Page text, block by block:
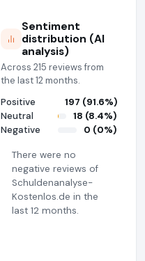
Sentiment
distribution (AI
analysis)
Across 215 reviews from
the last 12 months.
Positive
197 (91.6%)
Neutral
18 (8.4%)
Negative
0 (0%)
There were no
negative reviews of
Schuldenanalyse-
Kostenlos.de in the
last 12 months.